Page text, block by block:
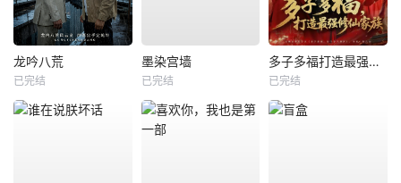
龙吟八荒
已完结
墨染宫墙
已完结
多子多福打造最强修仙家族
已完结